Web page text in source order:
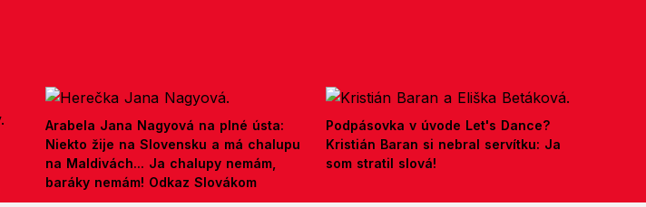
Arabela Jana Nagyová na plné ústa:
Niekto žije na Slovensku a má chalupu
na Maldivách... Ja chalupy nemám,
baráky nemám! Odkaz Slovákom
Podpásovka v úvode Let's Dance?
Kristián Baran si nebral servítku: Ja
som stratil slová!